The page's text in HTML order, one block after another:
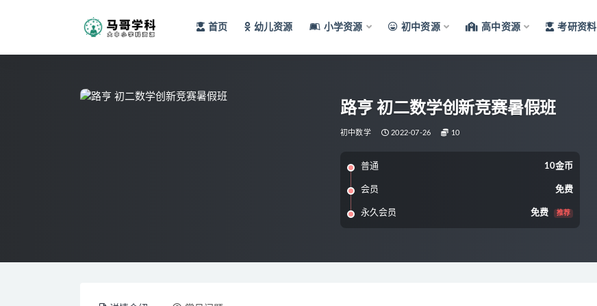
首页 幼儿资源 小学资源 初中资源 高中资源 考研资料
路亨 初二数学创新竞赛暑假班
初中数学 2022-07-26 10
普通 10金币
会员 免费
永久会员 免费 推荐